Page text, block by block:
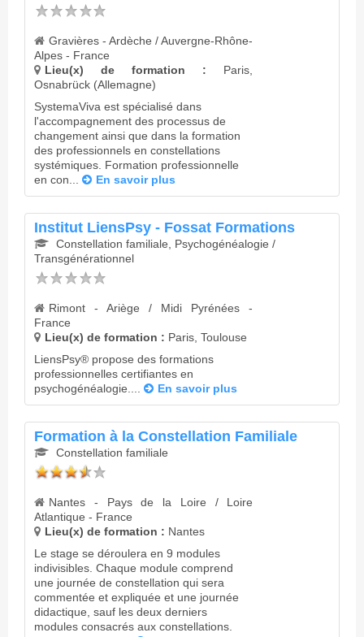
Gravières - Ardèche / Auvergne-Rhône-
Alpes - France
Lieu(x) de formation : Paris,
Osnabrück (Allemagne)
SystemaViva est spécialisé dans
l'accompagnement des processus de
changement ainsi que dans la formation
des professionnels en constellations
systémiques. Formation professionnelle
en con...
En savoir plus
Institut LiensPsy - Fossat Formations
Constellation familiale, Psychogénéalogie /
Transgénérationnel
Rimont - Ariège / Midi Pyrénées -
France
Lieu(x) de formation : Paris, Toulouse
LiensPsy® propose des formations
professionnelles certifiantes en
psychogénéalogie....
En savoir plus
Formation à la Constellation Familiale
Constellation familiale
Nantes - Pays de la Loire / Loire
Atlantique - France
Lieu(x) de formation : Nantes
Le stage se déroulera en 9 modules
indivisibles. Chaque module comprend
une journée de constellation qui sera
commentée et expliquée et une journée
didactique, sauf les deux derniers
modules consacrés aux constellations.